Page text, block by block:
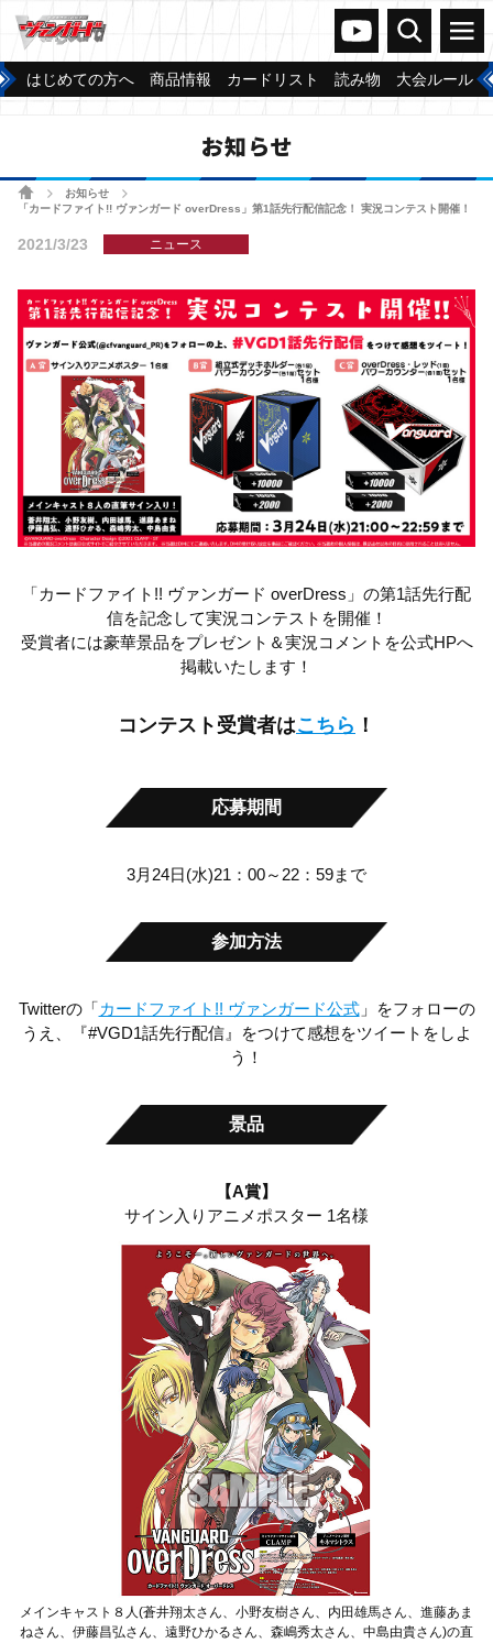
ヴァンガードch
検索 メニュー
はじめての方へ 商品情報 カードリスト 読み物 大会ルール
お知らせ
ホームお知らせ
「カードファイト!! ヴァンガード overDress」第1話先行配信記念！ 実況コンテスト開催！
2021/3/23 ニュース
「カードファイト!! ヴァンガード overDress」の第1話先行配
信を記念して実況コンテストを開催！
受賞者には豪華景品をプレゼント＆実況コメントを公式HPへ
掲載いたします！
コンテスト受賞者はこちら ！
応募期間
3月24日(水)21：00～22：59まで
参加方法
Twitterの「 カードファイト!! ヴァンガード公式」をフォローの
うえ、『#VGD1話先行配信』をつけて感想をツイートをしよ
う！
景品
【A賞】
サイン入りアニメポスター 1名様
メインキャスト８人(蒼井翔太さん、小野友樹さん、内田雄馬さん、進藤あま
ねさん、伊藤昌弘さん、遠野ひかるさん、森嶋秀太さん、中島由貴さん)の直